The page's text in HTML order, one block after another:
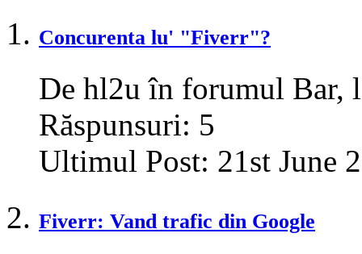
Concurenta lu' "Fiverr"?
De hl2u în forumul Bar,
Răspunsuri: 5
Ultimul Post: 21st June
Fiverr: Vand trafic din Google